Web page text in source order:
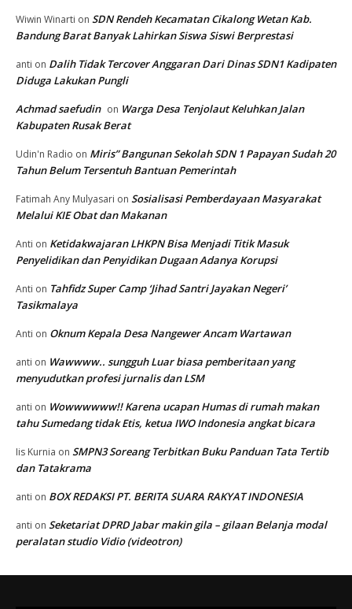
Wiwin Winarti on SDN Rendeh Kecamatan Cikalong Wetan Kab.
Bandung Barat Banyak Lahirkan Siswa Siswi Berprestasi
anti on Dalih Tidak Tercover Anggaran Dari Dinas SDN1 Kadipaten
Diduga Lakukan Pungli
Achmad saefudin on Warga Desa Tenjolaut Keluhkan Jalan
Kabupaten Rusak Berat
Udin'n Radio on Miris” Bangunan Sekolah SDN 1 Papayan Sudah 20
Tahun Belum Tersentuh Bantuan Pemerintah
Fatimah Any Mulyasari on Sosialisasi Pemberdayaan Masyarakat
Melalui KIE Obat dan Makanan
Anti on Ketidakwajaran LHKPN Bisa Menjadi Titik Masuk
Penyelidikan dan Penyidikan Dugaan Adanya Korupsi
Anti on Tahfidz Super Camp ‘Jihad Santri Jayakan Negeri’
Tasikmalaya
Anti on Oknum Kepala Desa Nangewer Ancam Wartawan
anti on Wawwww.. sungguh Luar biasa pemberitaan yang
menyudutkan profesi jurnalis dan LSM
anti on Wowwwwww!! Karena ucapan Humas di rumah makan
tahu Sumedang tidak Etis, ketua IWO Indonesia angkat bicara
Iis Kurnia on SMPN3 Soreang Terbitkan Buku Panduan Tata Tertib
dan Tatakrama
anti on BOX REDAKSI PT. BERITA SUARA RAKYAT INDONESIA
anti on Seketariat DPRD Jabar makin gila – gilaan Belanja modal
peralatan studio Vidio (videotron)